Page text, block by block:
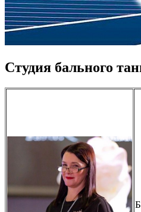
Студия бального